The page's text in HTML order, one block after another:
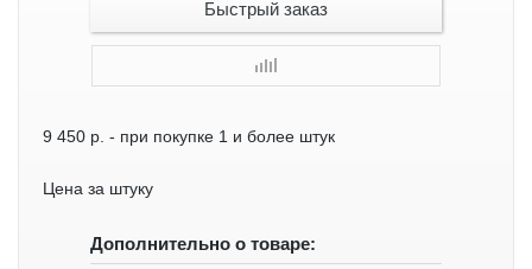
Быстрый заказ
9 450 р. - при покупке 1 и более штук
Цена за штуку
Дополнительно о товаре: